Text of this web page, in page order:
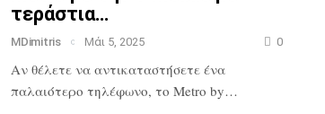
τεράστια…
MDimitris Μάι 5, 2025 0
Αν θέλετε να αντικαταστήσετε ένα
παλαιότερο τηλέφωνο, το Metro by…